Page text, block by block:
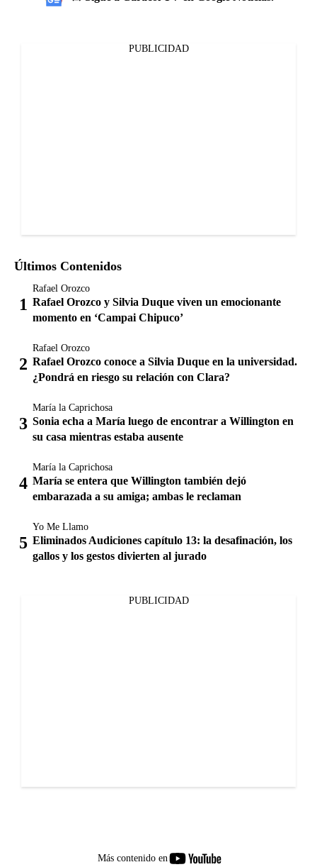
PUBLICIDAD
Últimos Contenidos
Rafael Orozco
Rafael Orozco y Silvia Duque viven un emocionante
momento en ‘Campai Chipuco’
Rafael Orozco
Rafael Orozco conoce a Silvia Duque en la universidad.
¿Pondrá en riesgo su relación con Clara?
María la Caprichosa
Sonia echa a María luego de encontrar a Willington en
su casa mientras estaba ausente
María la Caprichosa
María se entera que Willington también dejó
embarazada a su amiga; ambas le reclaman
Yo Me Llamo
Eliminados Audiciones capítulo 13: la desafinación, los
gallos y los gestos divierten al jurado
PUBLICIDAD
Más contenido en
youtube-